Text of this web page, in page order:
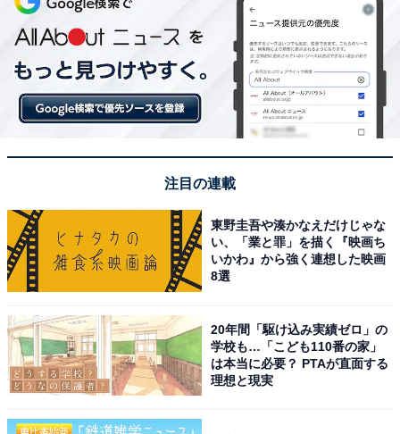
（つるが）市です。古くから交通の要所・国際港として
栄え、近年では北陸新幹線の延伸でも大きな注目を集め
ました。「敦賀」という文字の並びや、どこか力強くも
響きが良い「つるが」という発音が、スマートで先進的
なかっこよさを感じさせます。
回答者コメント
「港町としての歴史や国際的な玄関口のイメージが
あり、『敦賀』という響きも硬質でスタイリッシ
ュ」（40代男性／福岡県）
「戦国武将の姓や、古風な刀剣の名前のような強さ
を感じるから」（40代女性／埼玉県）
注目の連載
東野圭吾や湊かなえだけじゃな
い、「業と罪」を描く『映画ち
いかわ』から強く連想した映画
8選
20年間「駆け込み実績ゼロ」の
学校も…「こども110番の家」
は本当に必要？ PTAが直面する
理想と現実